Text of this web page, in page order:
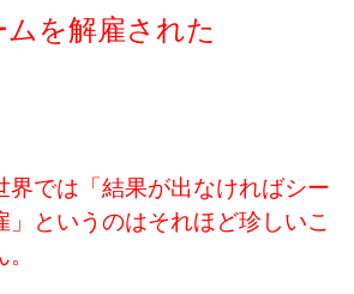
を解雇された
界では「結果が出なければシー
」というのはそれほど珍しいこ